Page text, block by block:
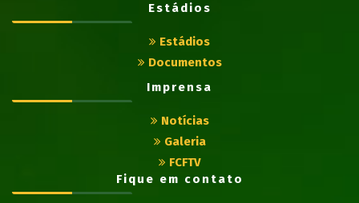
Estádios
Estádios
Documentos
Imprensa
Notícias
Galeria
FCFTV
Fique em contato